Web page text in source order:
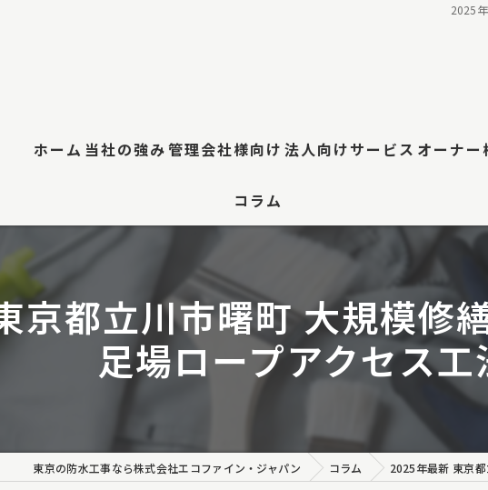
2025
ホーム 当社の強み
江東区 防水工事
屋根塗装
ロープアクセス工法
管理会社様向け 法人向けサービス オーナー
コラム
京都立川市曙町 大規模修
足場ロープアクセス工
東京の防水工事なら株式会社エコファイン・ジャパン コラム 2025年最新 東京